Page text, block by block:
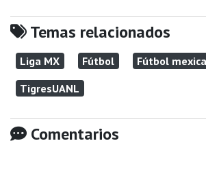
Temas relacionados
Liga MX Fútbol Fútbol
TigresUANL
Comentarios